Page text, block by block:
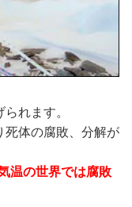
れます。
死体の腐敗、分解が
温の世界では腐敗